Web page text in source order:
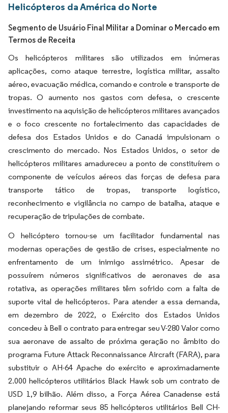
Helicópteros da América do Norte
Segmento de Usuário Final Militar a Dominar o Mercado em
Termos de Receita
Os helicópteros militares são utilizados em inúmeras
aplicações, como ataque terrestre, logística militar, assalto
aéreo, evacuação médica, comando e controle e transporte de
tropas. O aumento nos gastos com defesa, o crescente
investimento na aquisição de helicópteros militares avançados
e o foco crescente no fortalecimento das capacidades de
defesa dos Estados Unidos e do Canadá impulsionam o
crescimento do mercado. Nos Estados Unidos, o setor de
helicópteros militares amadureceu a ponto de constituírem o
componente de veículos aéreos das forças de defesa para
transporte tático de tropas, transporte logístico,
reconhecimento e vigilância no campo de batalha, ataque e
recuperação de tripulações de combate.
O helicóptero tornou-se um facilitador fundamental nas
modernas operações de gestão de crises, especialmente no
enfrentamento de um inimigo assimétrico. Apesar de
possuírem números significativos de aeronaves de asa
rotativa, as operações militares têm sofrido com a falta de
suporte vital de helicópteros. Para atender a essa demanda,
em dezembro de 2022, o Exército dos Estados Unidos
concedeu à Bell o contrato para entregar seu V-280 Valor como
sua aeronave de assalto de próxima geração no âmbito do
programa Future Attack Reconnaissance Aircraft (FARA), para
substituir o AH-64 Apache do exército e aproximadamente
2.000 helicópteros utilitários Black Hawk sob um contrato de
USD 1,9 bilhão. Além disso, a Força Aérea Canadense está
planejando reformar seus 85 helicópteros utilitários Bell CH-